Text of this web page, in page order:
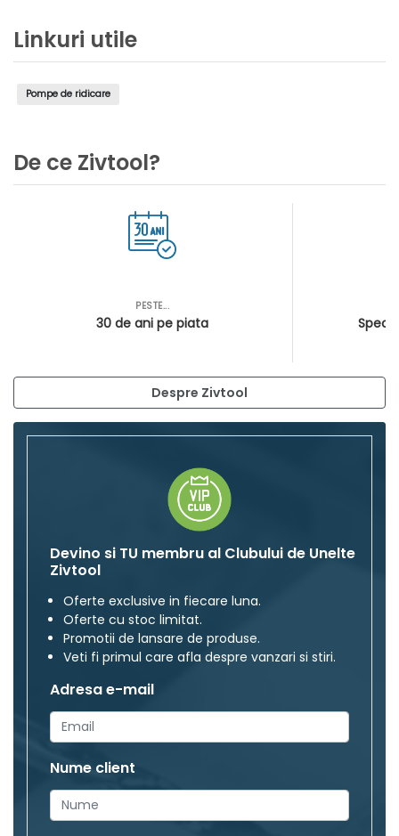
Linkuri utile
Pompe de ridicare
De ce Zivtool?
PESTE...
30 de ani pe piata
Despre Zivtool
Devino si TU membru al Clubului de Unelte
Zivtool
Oferte exclusive in fiecare luna.
Oferte cu stoc limitat.
Promotii de lansare de produse.
Veti fi primul care afla despre vanzari si stiri.
Adresa e-mail
Nume client